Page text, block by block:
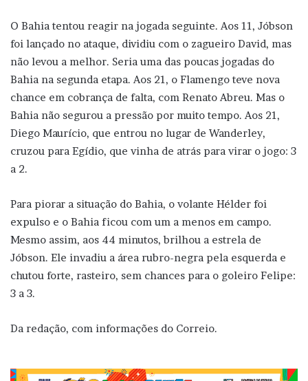
O Bahia tentou reagir na jogada seguinte. Aos 11, Jóbson
foi lançado no ataque, dividiu com o zagueiro David, mas
não levou a melhor. Seria uma das poucas jogadas do
Bahia na segunda etapa. Aos 21, o Flamengo teve nova
chance em cobrança de falta, com Renato Abreu. Mas o
Bahia não segurou a pressão por muito tempo. Aos 21,
Diego Maurício, que entrou no lugar de Wanderley,
cruzou para Egídio, que vinha de atrás para virar o jogo: 3
a 2.
Para piorar a situação do Bahia, o volante Hélder foi
expulso e o Bahia ficou com um a menos em campo.
Mesmo assim, aos 44 minutos, brilhou a estrela de
Jóbson. Ele invadiu a área rubro-negra pela esquerda e
chutou forte, rasteiro, sem chances para o goleiro Felipe:
3 a 3.
Da redação, com informações do Correio.